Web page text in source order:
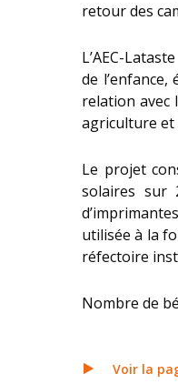
retour des
L’AEC-
de
relation avec
agriculture et
Le projet
solaires sur
utilisée à la
réfectoire
Nombre de
Voir la